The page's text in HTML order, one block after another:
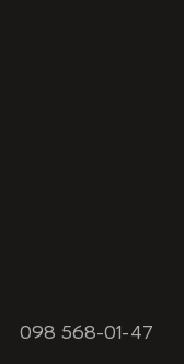
098 568-01-47